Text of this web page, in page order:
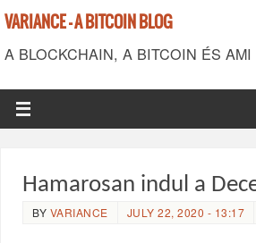
VARIANCE - A BITCOIN BLOG
A BLOCKCHAIN, A BITCOIN ÉS AMI
Hamarosan indul a
BY VARIANCE JULY 22, 2020 - 13:17